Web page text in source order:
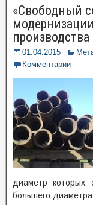
«Свободный
производства
01.04.2015
Комментарии
диаметр
большего